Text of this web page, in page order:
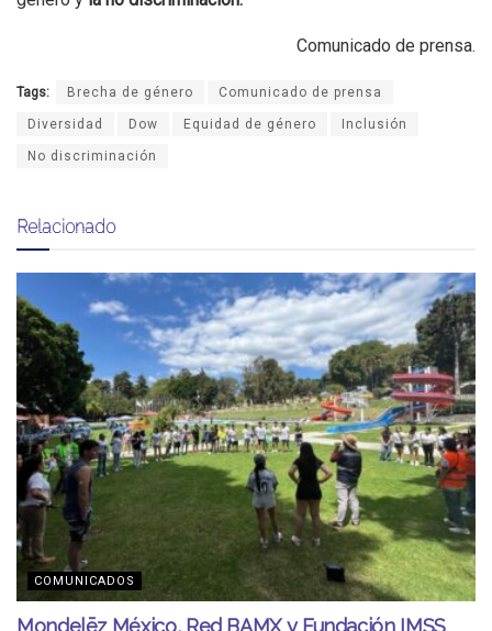
Comunicado de prensa.
Tags: Brecha de género Comunicado de prensa
Diversidad Dow Equidad de género Inclusión
No discriminación
Relacionado
COMUNICADOS
Mondelēz México, Red BAMX y Fundación IMSS